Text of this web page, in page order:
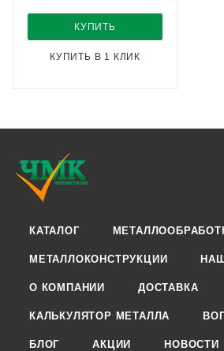
КУПИТЬ
КУПИТЬ В 1 КЛИК
КАТАЛОГ
МЕТАЛЛОКОНСТРУКЦИИ
О КОМПАНИИ ДОСТАВКА
КАЛЬКУЛЯТОР МЕТАЛЛА
БЛОГ АКЦИИ НОВОСТИ